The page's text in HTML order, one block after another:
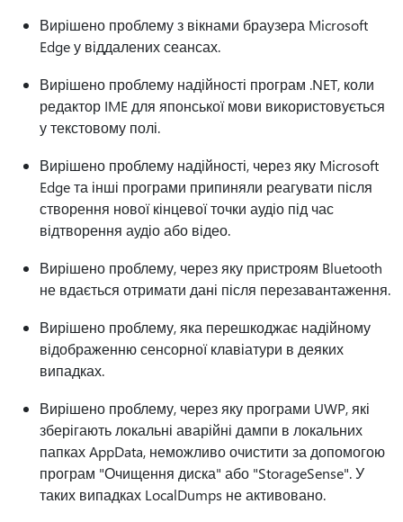
Вирішено проблему з вікнами браузера Microsoft
Edge у віддалених сеансах.
Вирішено проблему надійності програм .NET, коли
редактор IME для японської мови використовується
у текстовому полі.
Вирішено проблему надійності, через яку Microsoft
Edge та інші програми припиняли реагувати після
створення нової кінцевої точки аудіо під час
відтворення аудіо або відео.
Вирішено проблему, через яку пристроям Bluetooth
не вдається отримати дані після перезавантаження.
Вирішено проблему, яка перешкоджає надійному
відображенню сенсорної клавіатури в деяких
випадках.
Вирішено проблему, через яку програми UWP, які
зберігають локальні аварійні дампи в локальних
папках AppData, неможливо очистити за допомогою
програм "Очищення диска" або "StorageSense". У
таких випадках LocalDumps не активовано.